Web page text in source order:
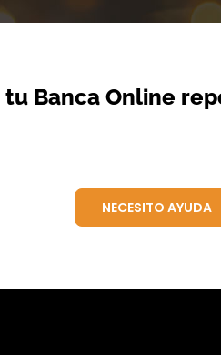
Banca Online
NECESITO AYUDA